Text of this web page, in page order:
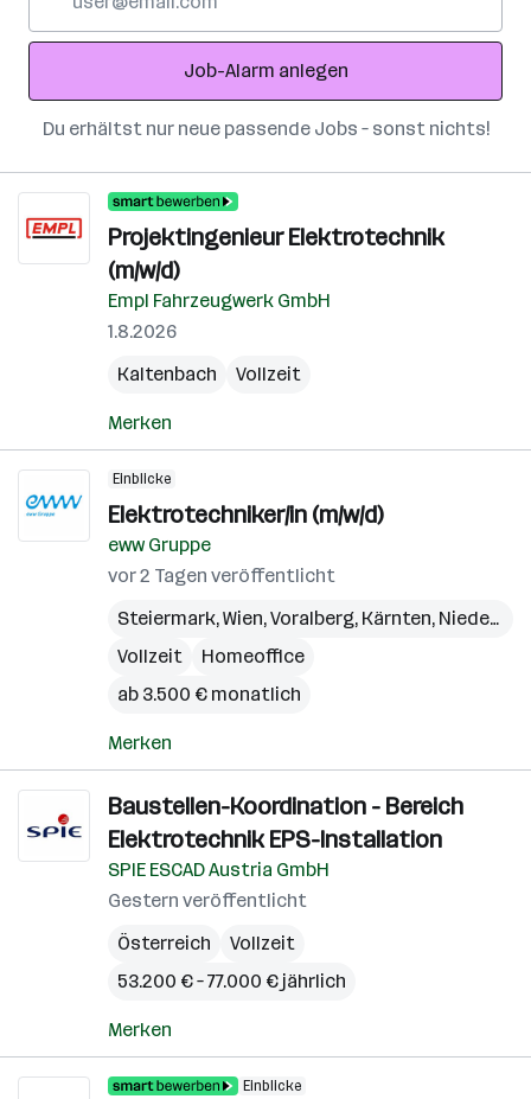
Adresse
Job-Alarm anlegen
Du erhältst nur neue passende Jobs – sonst nichts!
Projektingenieur Elektrotechnik
(m/w/d)
Empl Fahrzeugwerk GmbH
1.8.2026
Kaltenbach
Vollzeit
Merken
Einblicke
Elektrotechniker/in (m/w/d)
eww Gruppe
vor 2 Tagen veröffentlicht
Steiermark,Wien,Voralberg, Kärnten, Niederösterreich
Vollzeit
Homeoffice
ab 3.500 € monatlich
Merken
Baustellen-Koordination - Bereich
Elektrotechnik EPS-Installation
SPIE ESCAD Austria GmbH
Gestern veröffentlicht
Österreich
Vollzeit
53.200 € – 77.000 € jährlich
Merken
Einblicke